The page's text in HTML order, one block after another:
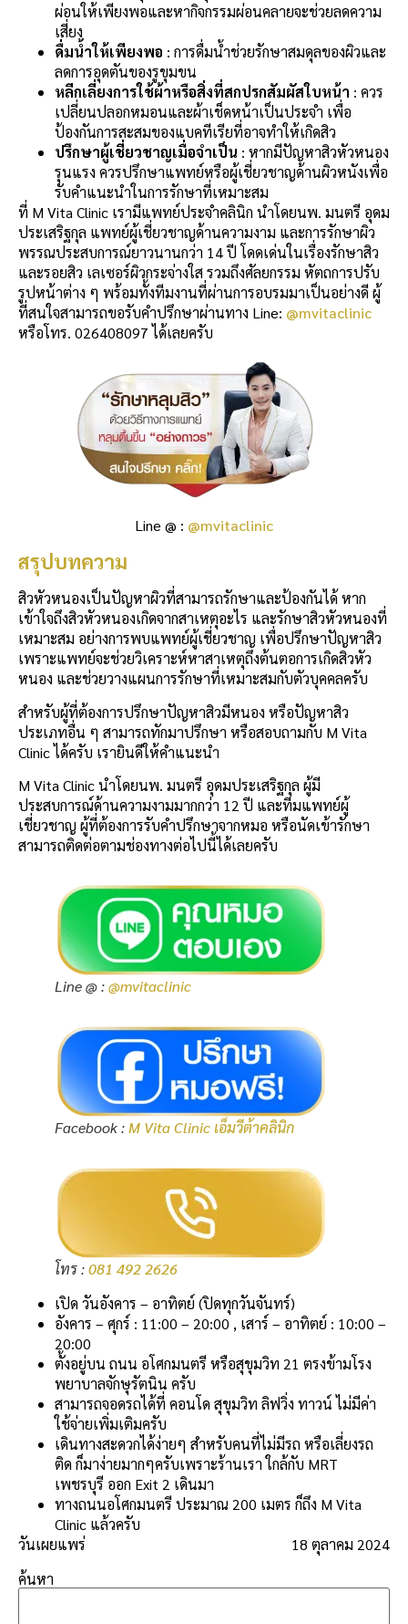
ผ่อนให้เพียงพอและหากิจกรรมผ่อนคลายจะช่วยลดความ
เสี่ยง
ดื่มน้ำให้เพียงพอ : การดื่มน้ำช่วยรักษาสมดุลของผิวและ
ลดการอุดตันของรูขุมขน
หลีกเลี่ยงการใช้ผ้าหรือสิ่งที่สกปรกสัมผัสใบหน้า : ควร
เปลี่ยนปลอกหมอนและผ้าเช็ดหน้าเป็นประจำ เพื่อ
ป้องกันการสะสมของแบคทีเรียที่อาจทำให้เกิดสิว
ปรึกษาผู้เชี่ยวชาญเมื่อจำเป็น : หากมีปัญหาสิวหัวหนอง
รุนแรง ควรปรึกษาแพทย์หรือผู้เชี่ยวชาญด้านผิวหนังเพื่อ
รับคำแนะนำในการรักษาที่เหมาะสม
ที่ M Vita Clinic เรามีแพทย์ประจำคลินิก นำโดยนพ. มนตรี อุดม
ประเสริฐกุล แพทย์ผู้เชี่ยวชาญด้านความงาม และการรักษาผิว
พรรณประสบการณ์ยาวนานกว่า 14 ปี โดดเด่นในเรื่องรักษาสิว
และรอยสิว เลเซอร์ผิวกระจ่างใส รวมถึงศัลยกรรม หัตถการปรับ
รูปหน้าต่าง ๆ พร้อมทั้งทีมงานที่ผ่านการอบรมมาเป็นอย่างดี ผู้
ที่สนใจสามารถขอรับคำปรึกษาผ่านทาง Line: @mvitaclinic
หรือโทร. 026408097 ได้เลยครับ
Line @ : @mvitaclinic
สรุปบทความ
สิวหัวหนองเป็นปัญหาผิวที่สามารถรักษาและป้องกันได้ หาก
เข้าใจถึงสิวหัวหนองเกิดจากสาเหตุอะไร และรักษาสิวหัวหนองที่
เหมาะสม อย่างการพบแพทย์ผู้เชี่ยวชาญ เพื่อปรึกษาปัญหาสิว
เพราะแพทย์จะช่วยวิเคราะห์หาสาเหตุถึงต้นตอการเกิดสิวหัว
หนอง และช่วยวางแผนการรักษาที่เหมาะสมกับตัวบุคคลครับ
สำหรับผู้ที่ต้องการปรึกษาปัญหาสิวมีหนอง หรือปัญหาสิว
ประเภทอื่น ๆ สามารถทักมาปรึกษา หรือสอบถามกับ M Vita
Clinic ได้ครับ เรายินดีให้คำแนะนำ
M Vita Clinic นำโดยนพ. มนตรี อุดมประเสริฐกุล ผู้มี
ประสบการณ์ด้านความงามมากกว่า 12 ปี และทีมแพทย์ผู้
เชี่ยวชาญ ผู้ที่ต้องการรับคำปรึกษาจากหมอ หรือนัดเข้ารักษา
สามารถติดต่อตามช่องทางต่อไปนี้ได้เลยครับ
Line @ :@mvitaclinic
Facebook :M Vita Clinic เอ็มวีต้าคลินิก
โทร :081 492 2626
เปิด วันอังคาร – อาทิตย์ (ปิดทุกวันจันทร์)
อังคาร – ศุกร์ : 11:00 – 20:00 , เสาร์ – อาทิตย์ : 10:00 –
20:00
ตั้งอยู่บน ถนน อโศกมนตรี หรือสุขุมวิท 21 ตรงข้ามโรง
พยาบาลจักษุรัตนิน ครับ
สามารถจอดรถได้ที่ คอนโด สุขุมวิท ลิฟวิ่ง ทาวน์ ไม่มีค่า
ใช้จ่ายเพิ่มเติมครับ
เดินทางสะดวกได้ง่ายๆ สำหรับคนที่ไม่มีรถ หรือเลี่ยงรถ
ติด ก็มาง่ายมากๆครับเพราะร้านเรา ใกล้กับ MRT
เพชรบุรี ออก Exit 2 เดินมา
ทางถนนอโศกมนตรี ประมาณ 200 เมตร ก็ถึง M Vita
Clinic แล้วครับ
วันเผยแพร่
18 ตุลาคม 2024
ค้นหา